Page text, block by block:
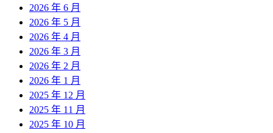
2026 年 6 月
2026 年 5 月
2026 年 4 月
2026 年 3 月
2026 年 2 月
2026 年 1 月
2025 年 12 月
2025 年 11 月
2025 年 10 月